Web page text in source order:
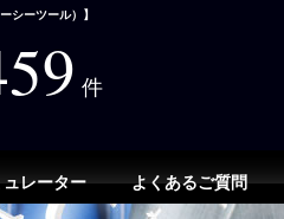
シーツール）】
件
ュレーター よくあるご質問